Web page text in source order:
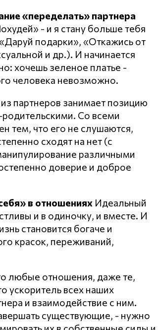
«переделать» партнера
- и я стану больше тебя
подарки», «Откажись от
и др.). И начинается
хочешь зеленое платье -
человека невозможно.
партнеров занимает позицию
родительскими. Со всеми
тем, что его не слушаются,
сходят на нет (с
различными
доверие и доброе
в отношениях Идеальный
и в одиночку, и вместе. И
становится богаче и
красок, переживаний,
любые отношения, даже те,
ускоритель всех наших
и взаимодействие с ним.
существующие, - нужно